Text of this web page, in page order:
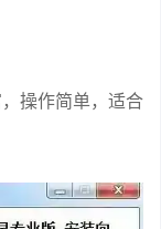
操作简单，适合